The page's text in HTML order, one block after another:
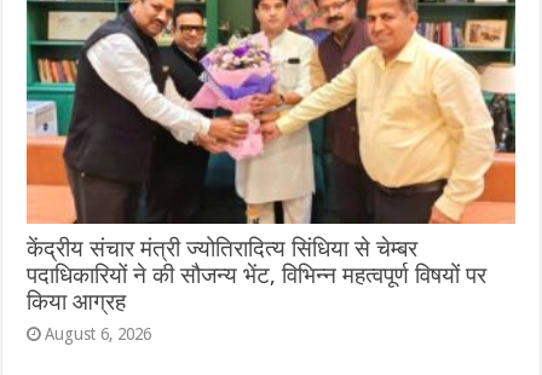
केंद्रीय संचार मंत्री ज्योतिरादित्य सिंधिया से चेम्बर
पदाधिकारियों ने की सौजन्य भेंट, विभिन्न महत्वपूर्ण विषयों पर
किया आग्रह
August 6, 2026